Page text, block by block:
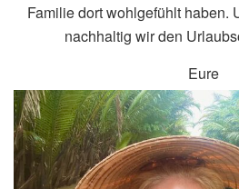
Familie dort wohlgefühlt haben.
nachhaltig wir den
Eure